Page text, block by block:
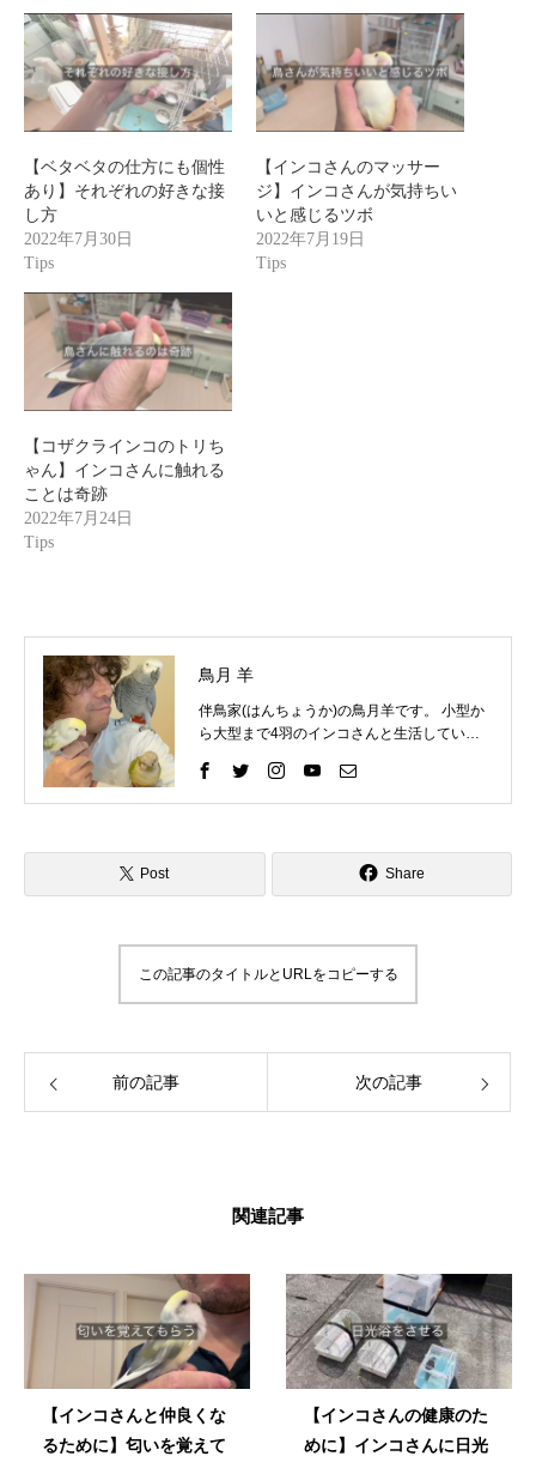
【ベタベタの仕方にも個性
あり】それぞれの好きな接
し方
2022年7月30日
Tips
【インコさんのマッサー
ジ】インコさんが気持ちい
いと感じるツボ
2022年7月19日
Tips
【コザクラインコのトリち
ゃん】インコさんに触れる
ことは奇跡
2022年7月24日
Tips
鳥月 羊
伴鳥家(はんちょうか)の鳥月羊です。 小型か
ら大型まで4羽のインコさんと生活していま
困りごとを経験してきました。 そしてそれを
いろいろな方法で解決して、今ではインコさ
インコライフをさらに楽しいものにしたい。
インコさんと「生涯の相棒」と呼べるような
に、生きていく」 生涯の相棒インコと寄り添
える生活を愛鳥家さんと一緒にデザインして
Post Share
この記事のタイトルとURLをコピーする
前の記事 次の記事
関連記事
【インコさんと仲良くな
るために】匂いを覚えて
【インコさんの健康のた
めに】インコさんに日光